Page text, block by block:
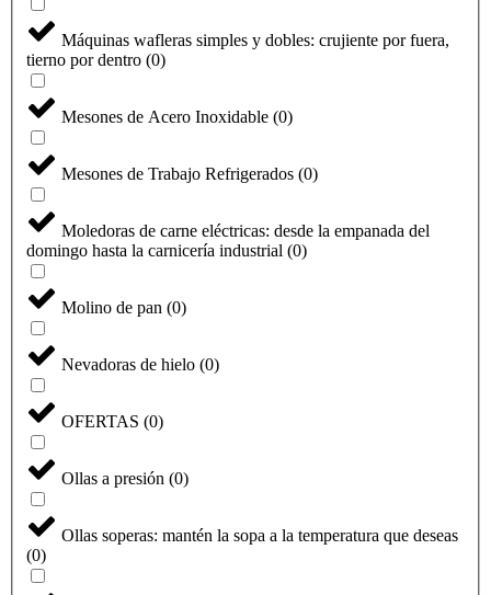
Máquinas wafleras simples y dobles: crujiente por fuera,
tierno por dentro (0)
Mesones de Acero Inoxidable (0)
Mesones de Trabajo Refrigerados (0)
Moledoras de carne eléctricas: desde la empanada del
domingo hasta la carnicería industrial (0)
Molino de pan (0)
Nevadoras de hielo (0)
OFERTAS (0)
Ollas a presión (0)
Ollas soperas: mantén la sopa a la temperatura que deseas
(0)